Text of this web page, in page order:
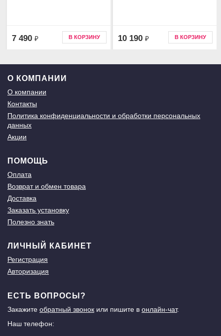
7 490 ₽ В КОРЗИНУ 10 190 ₽ В КОРЗИНУ
О КОМПАНИИ
О компании
Контакты
Политика конфиденциальности и обработки персональных
данных
Акции
ПОМОЩЬ
Оплата
Возврат и обмен товара
Доставка
Заказать установку
Полезно знать
ЛИЧНЫЙ КАБИНЕТ
Регистрация
Авторизация
ЕСТЬ ВОПРОСЫ?
Закажите обратный звонок или пишите в онлайн-чат.
Наш телефон: